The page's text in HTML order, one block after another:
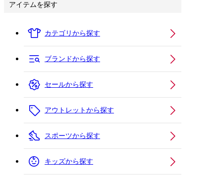
アイテムを探す
カテゴリから探す
ブランドから探す
セールから探す
アウトレットから探す
スポーツから探す
キッズから探す